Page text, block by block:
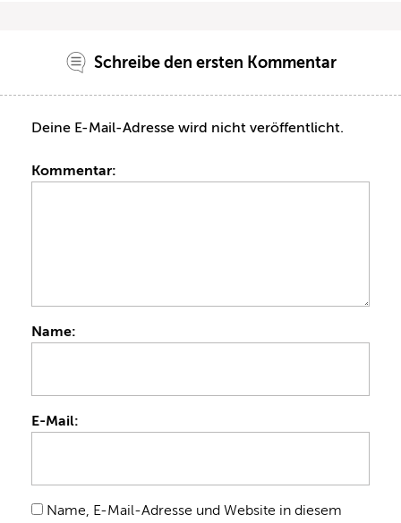
Schreibe den ersten Kommentar
Deine E-Mail-Adresse wird nicht veröffentlicht.
Kommentar:
Name:
E-Mail:
Name, E-Mail-Adresse und Website in diesem